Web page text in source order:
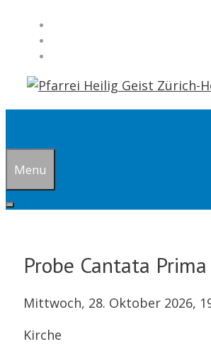
Inhalt
Menu
Probe Cantata Prima
Mittwoch, 28. Oktober 2026,
Kirche